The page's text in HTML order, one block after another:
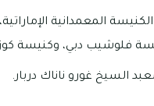
الكنيسة المعمدانية
فلوشيب دبي، وكنيسة
السيخ غورو ناناك دربار.